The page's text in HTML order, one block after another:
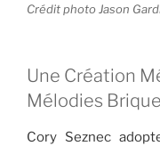
Crédit photo Jason
Une Création
Mélodies
Cory Seznec